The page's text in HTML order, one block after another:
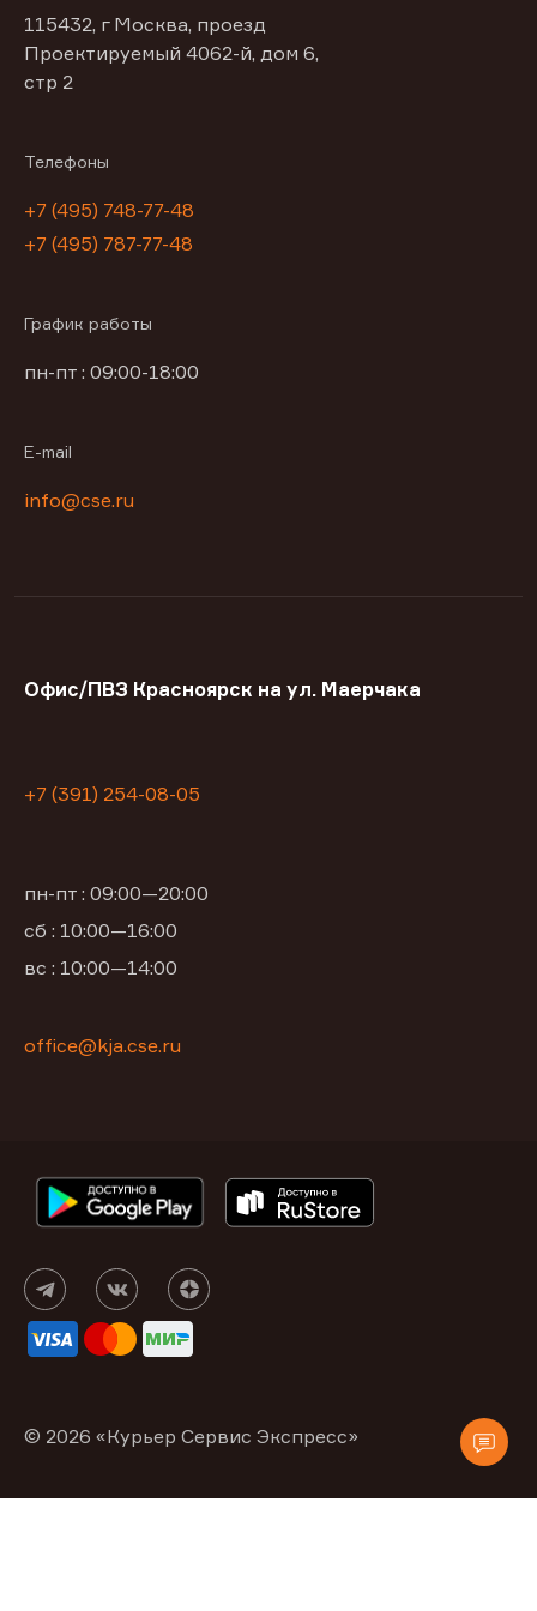
115432, г Москва, проезд
Проектируемый 4062-й, дом 6,
стр 2
Телефоны
+7 (495) 748-77-48
+7 (495) 787-77-48
График работы
пн-пт : 09:00-18:00
E-mail
info@cse.ru
Офис/ПВЗ Красноярск на ул. Маерчака
+7 (391) 254-08-05
пн-пт : 09:00—20:00
сб : 10:00—16:00
вс : 10:00—14:00
office@kja.cse.ru
© 2026 «Курьер Сервис Экспресс»